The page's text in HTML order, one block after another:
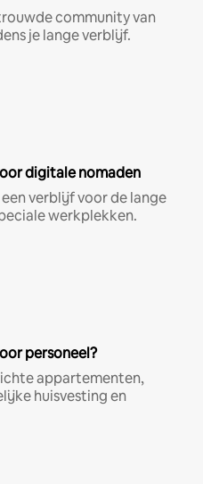
community van
je lange verblijf.
digitale nomaden
verblijf voor de lange
werkplekken.
personeel?
appartementen,
huisvesting en